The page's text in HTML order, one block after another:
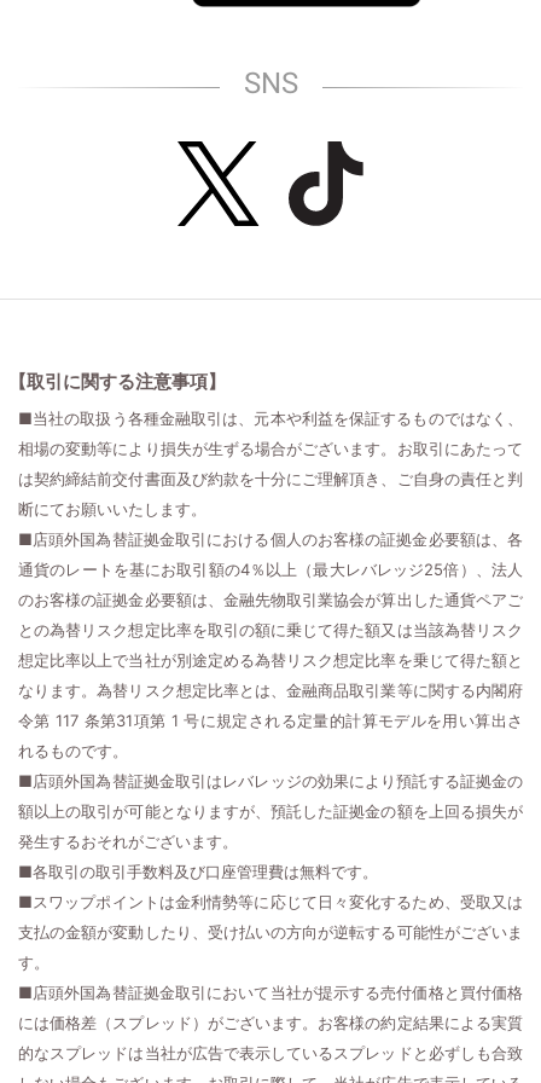
SNS
【取引に関する注意事項】
■当社の取扱う各種金融取引は、元本や利益を保証するものではなく、
相場の変動等により損失が生ずる場合がございます。お取引にあたって
は契約締結前交付書面及び約款を十分にご理解頂き、ご自身の責任と判
断にてお願いいたします。
■店頭外国為替証拠金取引における個人のお客様の証拠金必要額は、各
通貨のレートを基にお取引額の4％以上（最大レバレッジ25倍）、法人
のお客様の証拠金必要額は、金融先物取引業協会が算出した通貨ペアご
との為替リスク想定比率を取引の額に乗じて得た額又は当該為替リスク
想定比率以上で当社が別途定める為替リスク想定比率を乗じて得た額と
なります。為替リスク想定比率とは、金融商品取引業等に関する内閣府
令第 117 条第31項第 1 号に規定される定量的計算モデルを用い算出さ
れるものです。
■店頭外国為替証拠金取引はレバレッジの効果により預託する証拠金の
額以上の取引が可能となりますが、預託した証拠金の額を上回る損失が
発生するおそれがございます。
■各取引の取引手数料及び口座管理費は無料です。
■スワップポイントは金利情勢等に応じて日々変化するため、受取又は
支払の金額が変動したり、受け払いの方向が逆転する可能性がございま
す。
■店頭外国為替証拠金取引において当社が提示する売付価格と買付価格
には価格差（スプレッド）がございます。お客様の約定結果による実質
的なスプレッドは当社が広告で表示しているスプレッドと必ずしも合致